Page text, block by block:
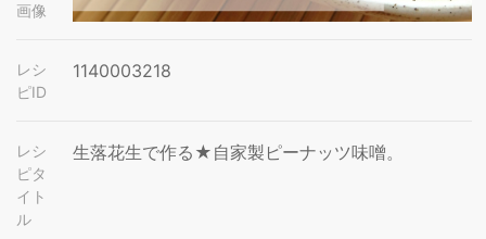
画像
レシ
ピID
1140003218
レシ
ピタ
イト
ル
生落花生で作る★自家製ピーナッツ味噌。